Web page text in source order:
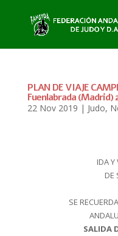
PLAN DE VIAJE
Fuenlabrada (Madrid)
22 Nov 2019 | Judo,
IDA Y
DE
SE
SALIDA